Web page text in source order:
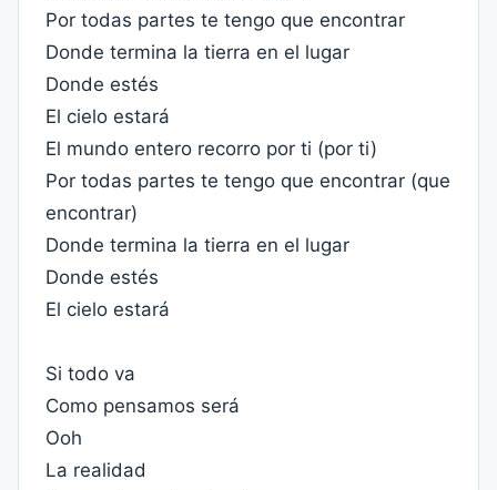
Por todas partes te tengo que encontrar
Donde termina la tierra en el lugar
Donde estés
El cielo estará
El mundo entero recorro por ti (por ti)
Por todas partes te tengo que encontrar (que
encontrar)
Donde termina la tierra en el lugar
Donde estés
El cielo estará
Si todo va
Como pensamos será
Ooh
La realidad